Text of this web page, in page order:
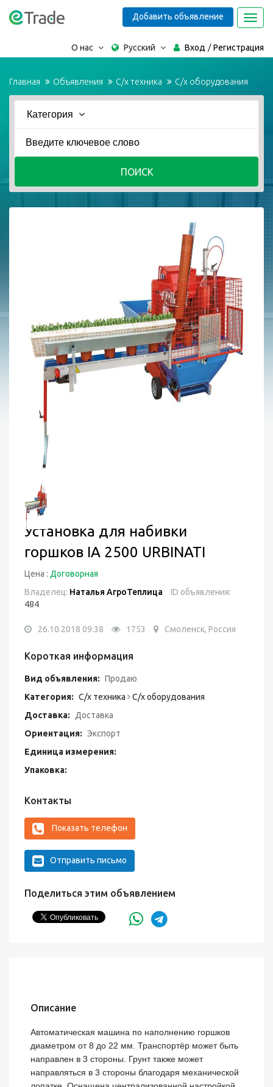
О нас
Русский Вход Регистрация
Добавить объявление
Главная Объявления С/х техника С/х оборудования
Категория
ПОИСК
Установка для набивки
горшков IA 2500 URBINATI
Цена : Договорная
Владелец: Наталья АгроТеплица
ID объявления:
484
26.10.2018 09:38 1753 Смоленск, Россия
Короткая информация
Вид объявления: Продаю
Категория: С/х техника
С/х оборудования
Доставка:
Доставка
Ориентация: Экспорт
Единица измерения:
Упаковка:
Контакты
Показать телефон
Отправить письмо
Поделиться этим объявлением
Описание
Автоматическая машина по наполнению горшков
диаметром от 8 до 22 мм. Транспортёр может быть
направлен в 3 стороны. Грунт также может
направляться в 3 стороны благодаря механической